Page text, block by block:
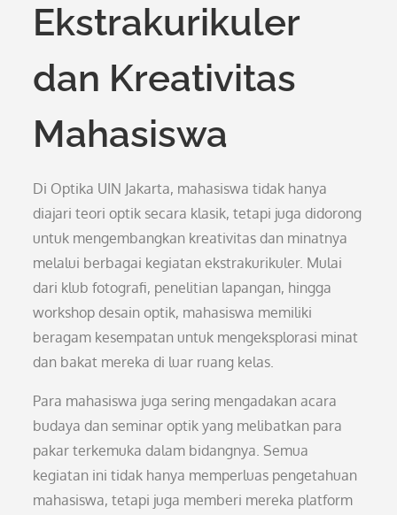
Ekstrakurikuler
dan Kreativitas
Mahasiswa
Di Optika UIN Jakarta, mahasiswa tidak hanya
diajari teori optik secara klasik, tetapi juga didorong
untuk mengembangkan kreativitas dan minatnya
melalui berbagai kegiatan ekstrakurikuler. Mulai
dari klub fotografi, penelitian lapangan, hingga
workshop desain optik, mahasiswa memiliki
beragam kesempatan untuk mengeksplorasi minat
dan bakat mereka di luar ruang kelas.
Para mahasiswa juga sering mengadakan acara
budaya dan seminar optik yang melibatkan para
pakar terkemuka dalam bidangnya. Semua
kegiatan ini tidak hanya memperluas pengetahuan
mahasiswa, tetapi juga memberi mereka platform